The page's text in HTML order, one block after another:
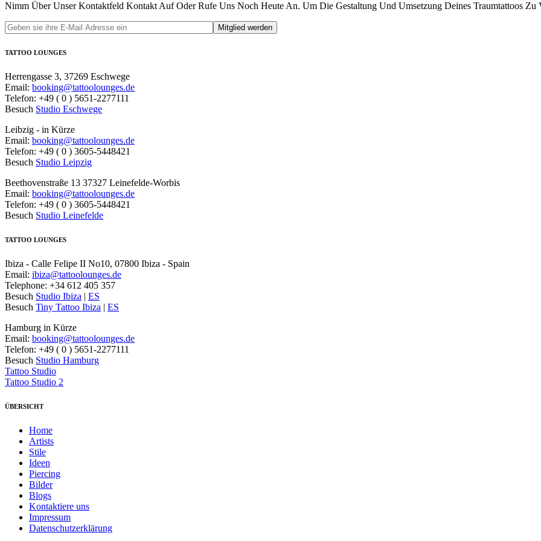
Nimm Über Unser Kontaktfeld Kontakt Auf Oder Rufe Uns Noch Heute An. Um Die Gestaltung Und Umsetzung Deines Traumtattoos Zu
TATTOO LOUNGES
Herrengasse 3, 37269 Eschwege
Email: booking@tattoolounges.de
Telefon: +49 ( 0 ) 5651-2277111
Besuch Studio Eschwege
Leibzig - in Kürze
Email: booking@tattoolounges.de
Telefon: +49 ( 0 ) 3605-5448421
Besuch Studio Leipzig
Beethovenstraße 13 37327 Leinefelde-Worbis
Email: booking@tattoolounges.de
Telefon: +49 ( 0 ) 3605-5448421
Besuch Studio Leinefelde
TATTOO LOUNGES
Ibiza - Calle Felipe II No10, 07800 Ibiza - Spain
Email: ibiza@tattoolounges.de
Telephone: +34 612 405 357
Besuch Studio Ibiza | ES
Besuch Tiny Tattoo Ibiza | ES
Hamburg in Kürze
Email: booking@tattoolounges.de
Telefon: +49 ( 0 ) 5651-2277111
Besuch Studio Hamburg
Tattoo Studio
Tattoo Studio 2
ÜBERSICHT
Home
Artists
Stile
Ideen
Piercing
Bilder
Blogs
Kontaktiere uns
Impressum
Datenschutzerklärung